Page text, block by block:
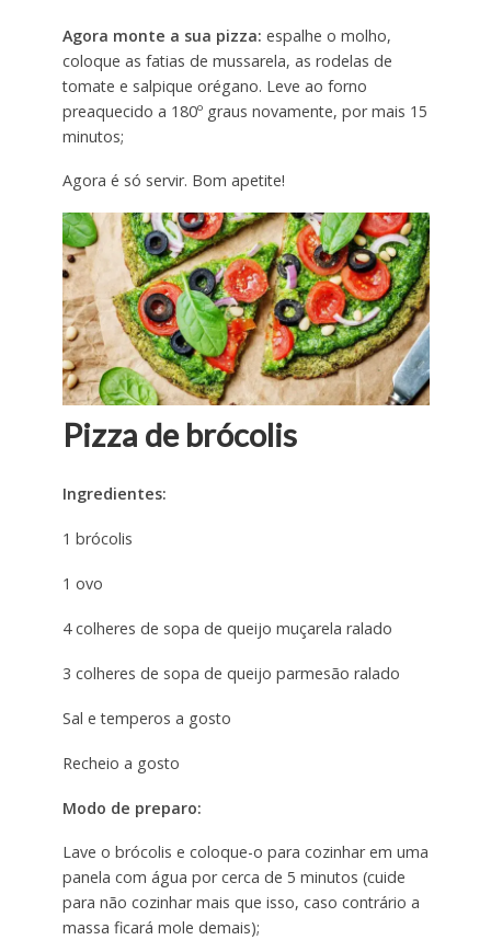
Agora monte a sua pizza: espalhe o molho,
coloque as fatias de mussarela, as rodelas de
tomate e salpique orégano. Leve ao forno
preaquecido a 180º graus novamente, por mais 15
minutos;
Agora é só servir. Bom apetite!
Pizza de brócolis
Ingredientes:
1 brócolis
1 ovo
4 colheres de sopa de queijo muçarela ralado
3 colheres de sopa de queijo parmesão ralado
Sal e temperos a gosto
Recheio a gosto
Modo de preparo:
Lave o brócolis e coloque-o para cozinhar em uma
panela com água por cerca de 5 minutos (cuide
para não cozinhar mais que isso, caso contrário a
massa ficará mole demais);